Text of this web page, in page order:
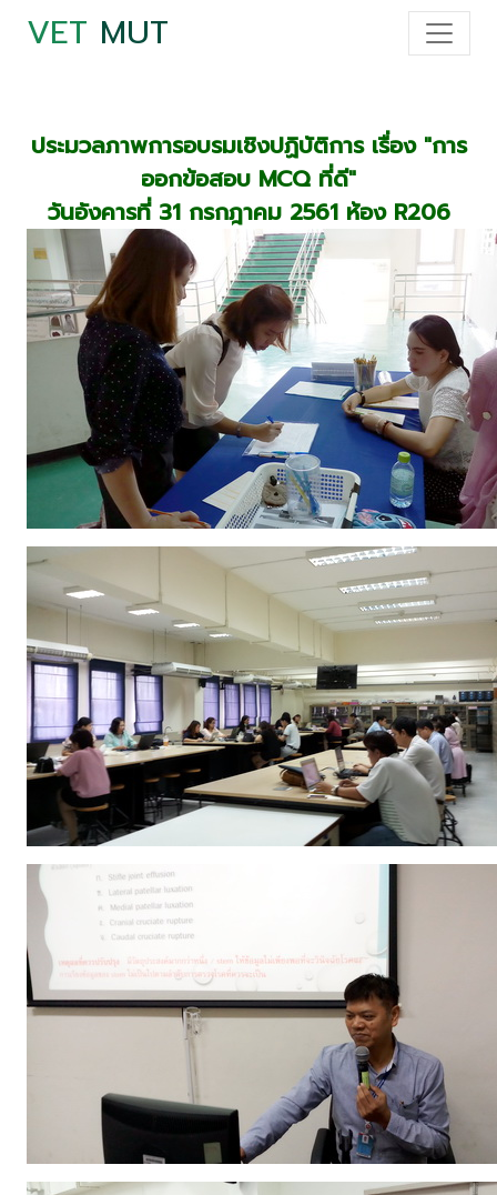
VET MUT
ประมวลภาพการอบรมเชิงปฏิบัติการ เรื่อง "การ
ออกข้อสอบ MCQ ที่ดี"
วันอังคารที่ 31 กรกฎาคม 2561 ห้อง R206